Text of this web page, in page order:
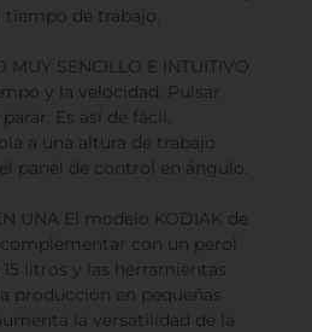
tiempo de trabajo.
MUY SENCILLO E INTUITIVO
y la velocidad. Pulsar
Es así de fácil,
a una altura de trabajo
panel de control en ángulo.
UNA El modelo KODIAK de
con un perol
litros y las herramientas
producción en pequeñas
la versatilidad de la